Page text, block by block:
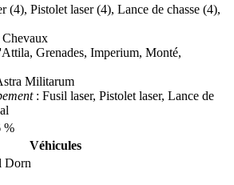
(4), Pistolet laser (4), Lance de chasse (4),
Chevaux
Grenades, Imperium, Monté,
Militarum
: Fusil laser, Pistolet laser, Lance de
%
Véhicules
Dorn